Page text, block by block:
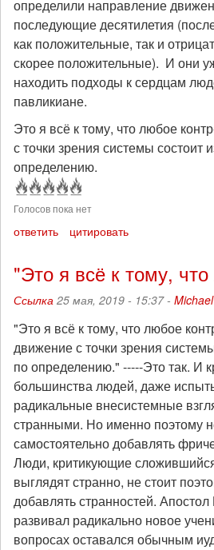
определили направление
последующие десятилетия
как положительные, так и
скорее положительные). И они
находить подходы к сердцам
павликиане.
Это я всё к тому, что любое
с точки зрения системы состоит
определению.
Голосов пока нет
ответить цитировать
"Это я всё к тому,
Ссылка 25 мая, 2019 - 15:37 -
"Это я всё к тому, что любое
движение с точки зрения
по определению." -----Это так. И
большинства людей, даже
радикальные внесистемные
странными. Но именно поэтому
самостоятельно добавлять
Люди, критикующие
выглядят странно, не стоит
добавлять странностей.
развивал радикально новое
вопросах оставался обычным